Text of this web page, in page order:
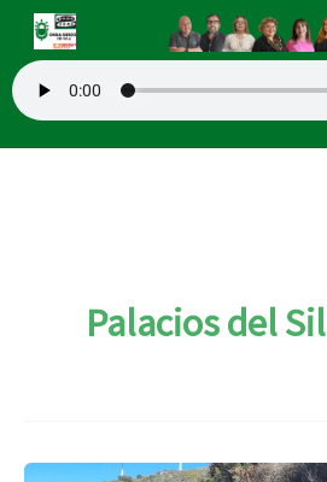
contenido
Palacios del Sil